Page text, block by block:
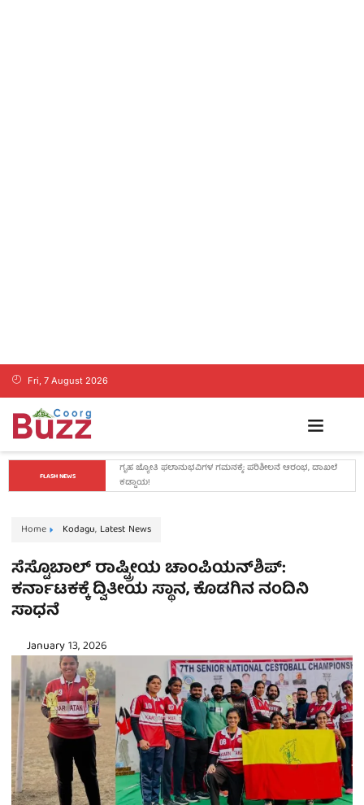
Fri, 7 August 2026
FLASH NEWS
ಲಿಟಲ್ ಸ್ಕಾಲರ್ಸ್ ಅಕಾಡೆಮಿಯಲ್ಲಿ ಪಲ್ಸ್ ಪೋಲಿಯೋ ಅಭಿಯಾನಕ್ಕೆ
ಚಾಲನೆ
Home Kodagu, Latest News
ಸೆಸ್ಟೊಬಾಲ್ ರಾಷ್ಟ್ರೀಯ ಚಾಂಪಿಯನ್‌ಶಿಪ್:
ಕರ್ನಾಟಕಕ್ಕೆ ದ್ವಿತೀಯ ಸ್ಥಾನ, ಕೊಡಗಿನ ನಂದಿನಿ
ಸಾಧನೆ
January 13, 2026